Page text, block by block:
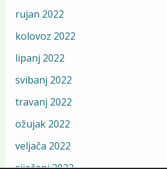
rujan 2022
kolovoz 2022
lipanj 2022
svibanj 2022
travanj 2022
ožujak 2022
veljača 2022